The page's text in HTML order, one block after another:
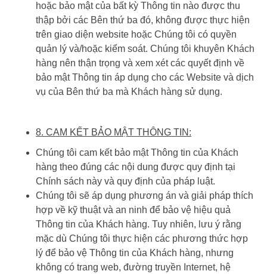
hoặc bảo mật của bất kỳ Thông tin nào được thu
thập bởi các Bên thứ ba đó, không được thực hiện
trên giao diện website hoặc Chúng tôi có quyền
quản lý và/hoặc kiểm soát. Chúng tôi khuyên Khách
hàng nên thận trọng và xem xét các quyết định về
bảo mật Thông tin áp dụng cho các Website và dịch
vụ của Bên thứ ba mà Khách hàng sử dụng.
8. CAM KẾT BẢO MẬT THÔNG TIN:
Chúng tôi cam kết bảo mật Thông tin của Khách
hàng theo đúng các nội dung được quy định tại
Chính sách này và quy định của pháp luật.
Chúng tôi sẽ áp dụng phương án và giải pháp thích
hợp về kỹ thuật và an ninh để bảo vệ hiệu quả
Thông tin của Khách hàng. Tuy nhiên, lưu ý rằng
mặc dù Chúng tôi thực hiện các phương thức hợp
lý để bảo vệ Thông tin của Khách hàng, nhưng
không có trang web, đường truyền Internet, hệ